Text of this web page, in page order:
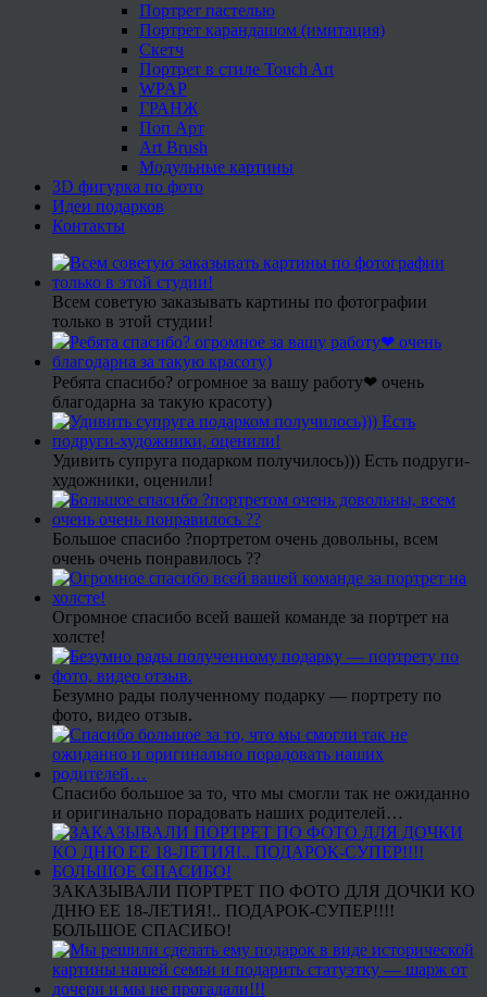
Портрет пастелью
Портрет карандашом (имитация)
Скетч
Портрет в стиле Touch Art
WPAP
ГРАНЖ
Поп Арт
Art Brush
Модульные картины
3D фигурка по фото
Идеи подарков
Контакты
Всем советую заказывать картины по фотографии
только в этой студии!
Ребята спасибо? огромное за вашу работу❤ очень
благодарна за такую красоту)
Удивить супруга подарком получилось))) Есть подруги-
художники, оценили!
Большое спасибо ?портретом очень довольны, всем
очень очень понравилось ??
Огромное спасибо всей вашей команде за портрет на
холсте!
Безумно рады полученному подарку — портрету по
фото, видео отзыв.
Спасибо большое за то, что мы смогли так не ожиданно
и оригинально порадовать наших родителей…
ЗАКАЗЫВАЛИ ПОРТРЕТ ПО ФОТО ДЛЯ ДОЧКИ КО
ДНЮ ЕЕ 18-ЛЕТИЯ!.. ПОДАРОК-СУПЕР!!!!
БОЛЬШОЕ СПАСИБО!